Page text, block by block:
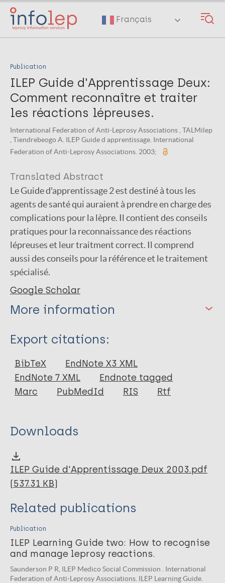
Skip
main
Français
Publication
ILEP Guide d'Apprentissage Deux:
Comment reconnaître et traiter
les réactions lépreuses.
International Federation of Anti-Leprosy Associations , TALMilep
, Tiendrebeogo A. ILEP Guide d apprentissage. International
Federation of Anti-Leprosy Associations. 2003;
Translated Abstract
Le Guide d'apprentissage 2 est destiné à tous les
agents de santé qui auraient à prendre en charge des
complications pour la lèpre. Il contient des conseils
pratiques pour la reconnaissance des réactions
lépreuses et leur traitment correct. Il comprend
aussi des conseils pour la référence et le traitement
spécialisé.
Google Scholar
More information
Type
Book
Export citations:
BibTeX
EndNote X3 XML
EndNote 7 XML
Endnote tagged
Marc
PubMedId RIS Rtf
Downloads
ILEP Guide d'Apprentissage Deux 2003.pdf
(537.31 KB)
Related publications
Publication
ILEP Learning Guide two: How to recognise
and manage leprosy reactions.
Saunderson P R, ILEP Medico Social Commission . International
Federation of Anti-Leprosy Associations. ILEP Learning Guide.